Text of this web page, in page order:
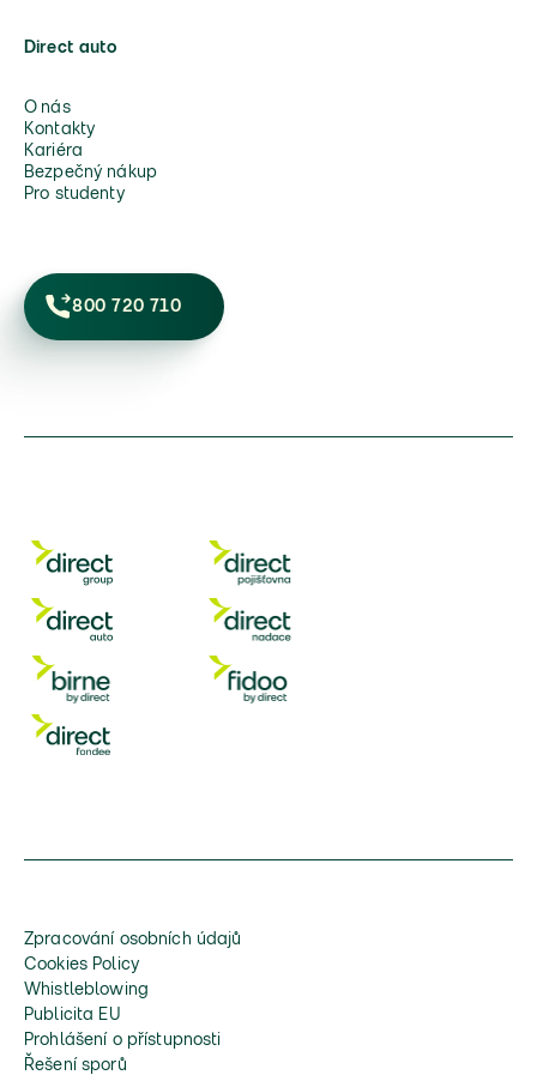
Direct auto
O nás
Kontakty
Kariéra
Bezpečný nákup
Pro studenty
800 720 710
Zpracování osobních údajů
Cookies Policy
Whistleblowing
Publicita EU
Prohlášení o přístupnosti
Řešení sporů